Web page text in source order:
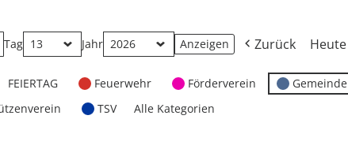
Tag Jahr Zurück Heute
FEIERTAG Feuerwehr Förderverein Gemeinde
TSV
Alle Kategorien